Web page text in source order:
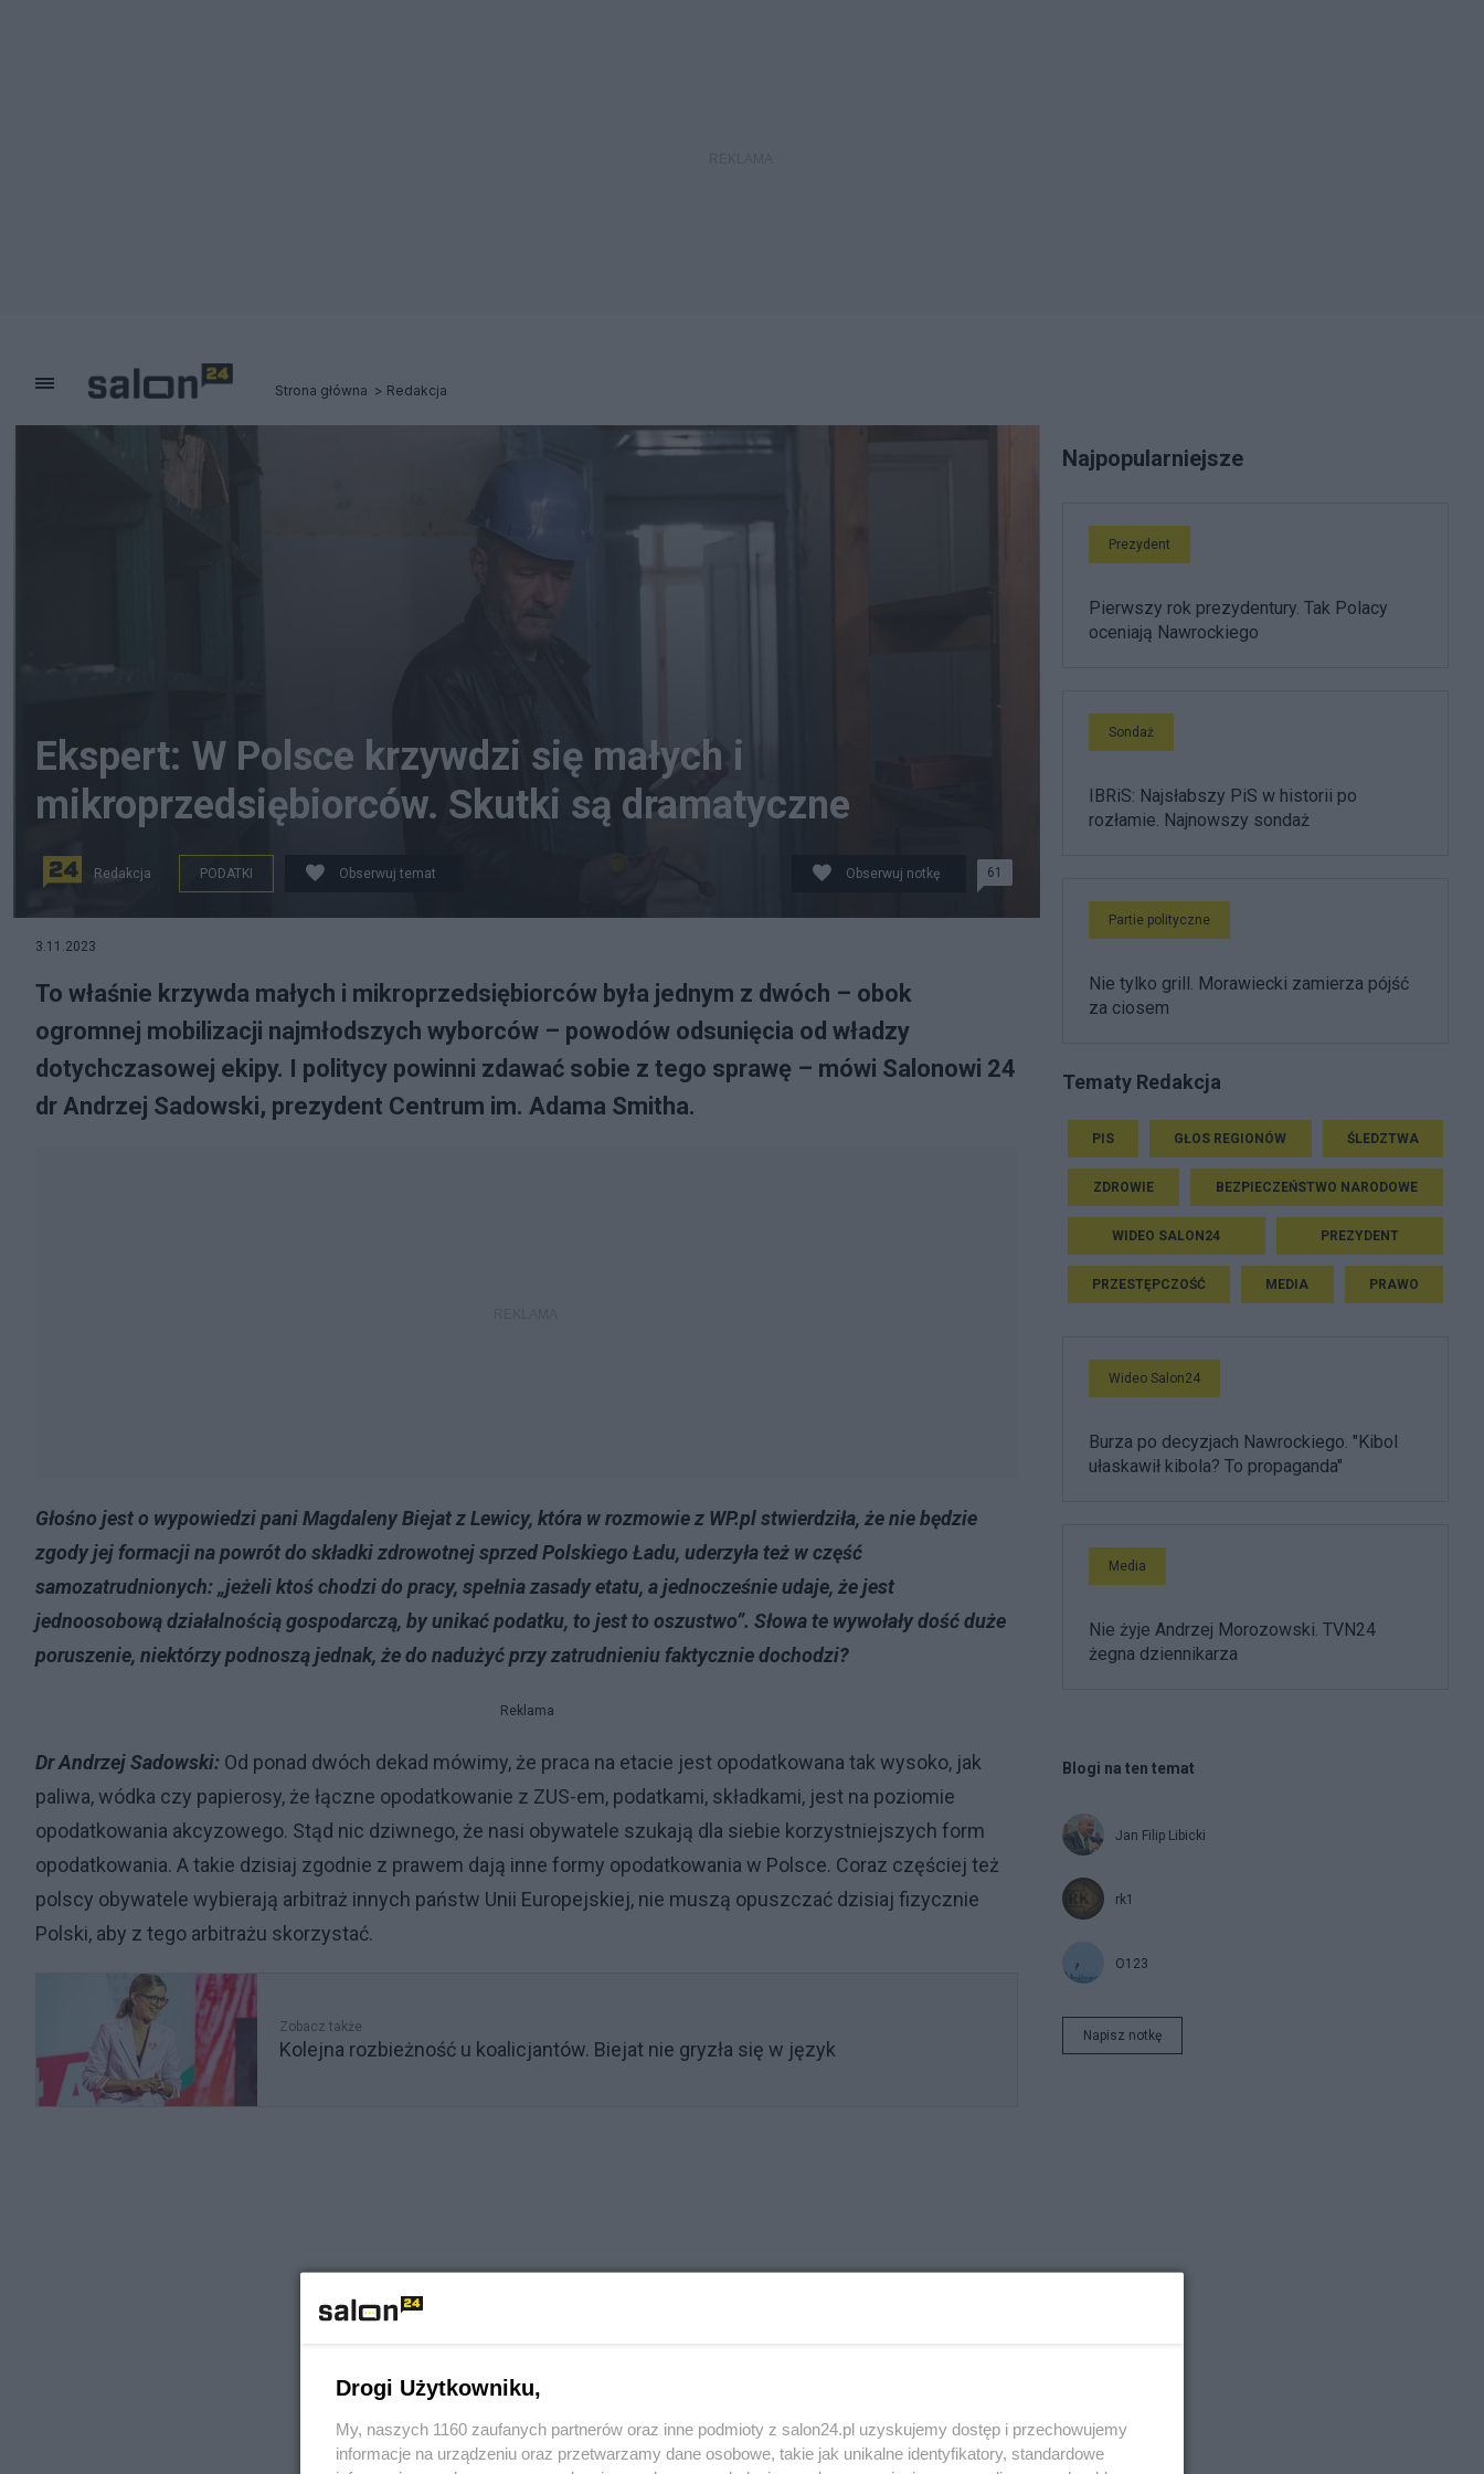
Strona główna Redakcja
Ekspert: W Polsce krzywdzi się małych i
mikroprzedsiębiorców. Skutki są dramatyczne
Redakcja PODATKI Obserwuj temat Obserwuj notkę 61
3.11.2023
To właśnie krzywda małych i mikroprzedsiębiorców była jednym z dwóch – obok
ogromnej mobilizacji najmłodszych wyborców – powodów odsunięcia od władzy
dotychczasowej ekipy. I politycy powinni zdawać sobie z tego sprawę – mówi Salonowi 24
dr Andrzej Sadowski, prezydent Centrum im. Adama Smitha.
Głośno jest o wypowiedzi pani Magdaleny Biejat z Lewicy, która w rozmowie z WP.pl stwierdziła, że nie będzie
zgody jej formacji na powrót do składki zdrowotnej sprzed Polskiego Ładu, uderzyła też w część
samozatrudnionych: „jeżeli ktoś chodzi do pracy, spełnia zasady etatu, a jednocześnie udaje, że jest
jednoosobową działalnością gospodarczą, by unikać podatku, to jest to oszustwo”. Słowa te wywołały dość duże
poruszenie, niektórzy podnoszą jednak, że do nadużyć przy zatrudnieniu faktycznie dochodzi?
Reklama
Dr Andrzej Sadowski: Od ponad dwóch dekad mówimy, że praca na etacie jest opodatkowana tak wysoko, jak
paliwa, wódka czy papierosy, że łączne opodatkowanie z ZUS-em, podatkami, składkami, jest na poziomie
opodatkowania akcyzowego. Stąd nic dziwnego, że nasi obywatele szukają dla siebie korzystniejszych form
opodatkowania. A takie dzisiaj zgodnie z prawem dają inne formy opodatkowania w Polsce. Coraz częściej też
polscy obywatele wybierają arbitraż innych państw Unii Europejskiej, nie muszą opuszczać dzisiaj fizycznie
Polski, aby z tego arbitrażu skorzystać.
Zobacz także
Kolejna rozbieżność u koalicjantów. Biejat nie gryzła się w język
Najpopularniejsze
Prezydent
Pierwszy rok prezydentury. Tak Polacy
oceniają Nawrockiego
Sondaż
IBRiS: Najsłabszy PiS w historii po
rozłamie. Najnowszy sondaż
Partie polityczne
Nie tylko grill. Morawiecki zamierza pójść
za ciosem
Tematy Redakcja
PIS GŁOS REGIONÓW ŚLEDZTWA
ZDROWIE BEZPIECZEŃSTWO NARODOWE
WIDEO SALON24 PREZYDENT
PRZESTĘPCZOŚĆ MEDIA PRAWO
Wideo Salon24
Burza po decyzjach Nawrockiego. "Kibol
ułaskawił kibola? To propaganda"
Media
Nie żyje Andrzej Morozowski. TVN24
żegna dziennikarza
Blogi na ten temat
Jan Filip Libicki
rk1
O123
Napisz notkę
Drogi Użytkowniku,
My, naszych 1160 zaufanych partnerów oraz inne podmioty z salon24.pl uzyskujemy dostęp i przechowujemy
informacje na urządzeniu oraz przetwarzamy dane osobowe, takie jak unikalne identyfikatory, standardowe